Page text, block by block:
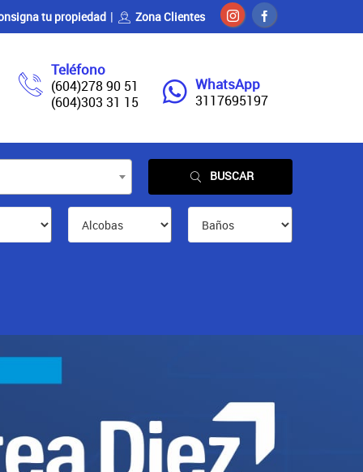
tu propiedad Zona Clientes
Teléfono
(604)278 90 51
(604)303 31 15
WhatsApp
3117695197
BUSCAR